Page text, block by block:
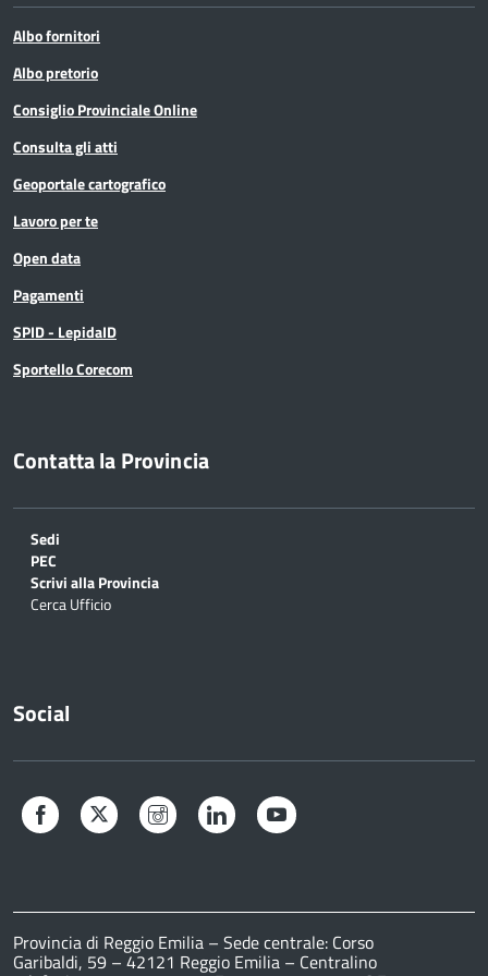
Albo fornitori
Albo pretorio
Consiglio Provinciale Online
Consulta gli atti
Geoportale cartografico
Lavoro per te
Open data
Pagamenti
SPID - LepidaID
Sportello Corecom
Contatta la Provincia
Sedi
PEC
Scrivi alla Provincia
Cerca Ufficio
Social
Facebook Twitter Instagram LinkedIn
Provincia di Reggio Emilia – Sede centrale: Corso
Garibaldi, 59 – 42121 Reggio Emilia – Centralino